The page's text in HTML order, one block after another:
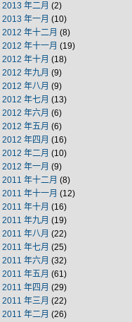
2013 年二月 (2)
2013 年一月 (10)
2012 年十二月 (8)
2012 年十一月 (19)
2012 年十月 (18)
2012 年九月 (9)
2012 年八月 (9)
2012 年七月 (13)
2012 年六月 (6)
2012 年五月 (6)
2012 年四月 (16)
2012 年二月 (10)
2012 年一月 (9)
2011 年十二月 (8)
2011 年十一月 (12)
2011 年十月 (16)
2011 年九月 (19)
2011 年八月 (22)
2011 年七月 (25)
2011 年六月 (32)
2011 年五月 (61)
2011 年四月 (29)
2011 年三月 (22)
2011 年二月 (26)